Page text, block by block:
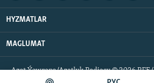
HYZMATLAR
MAGLUMAT
Azat Ýewropa/Azatlyk Radiosy © 2026
hukuklar goralan.